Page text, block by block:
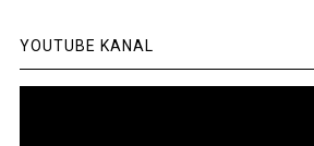
YOUTUBE KANAL